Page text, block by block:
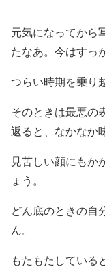
元気になってから
たなあ。今はすっ
つらい時期を乗り
そのときは最悪の
返ると、なかなか
見苦しい顔にもか
ょう。
どん底のときの自
ん。
もたもたしている